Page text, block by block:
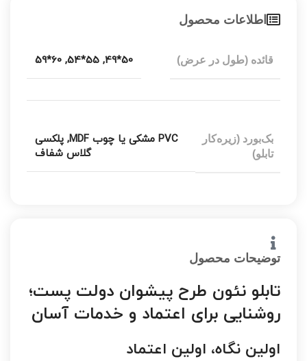
اطلاعات محصول
قائده (طول در عرض) 50*49
,
55*54
,
60*59
بک‌بورد (زیره‌کار
تابلو)
PVC مشکی یا چوب MDF , پلکسی
گلاس شفاف
توضیحات محصول
تابلو نئون طرح پیشوان دولت پست؛
روشنایی برای اعتماد و خدمات آسان
اولین نگاه، اولین اعتماد